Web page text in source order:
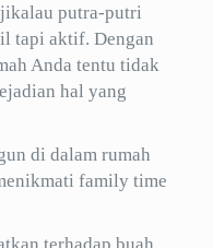
putra-putri
tapi aktif. Dengan
Anda tentu tidak
hal yang
di dalam rumah
family time